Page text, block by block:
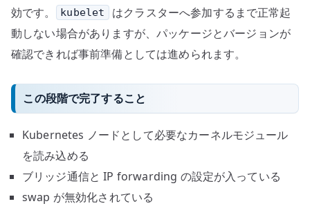
効です。
kubelet
はクラスターへ参加するまで正常起
動しない場合がありますが、パッケージとバージョンが
確認できれば事前準備としては進められます。
この段階で完了すること
Kubernetes ノードとして必要なカーネルモジュール
を読み込める
ブリッジ通信と IP forwarding の設定が入っている
swap が無効化されている